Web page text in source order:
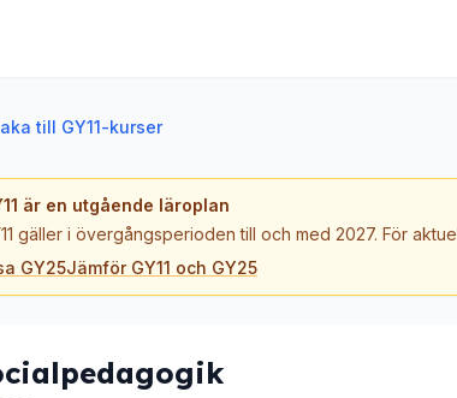
till GY11-kurser
är en utgående läroplan
gäller i övergångsperioden till och med 2027. För
GY25Jämför GY11 och GY25